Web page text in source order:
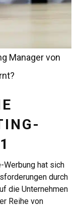
Manager von
Werbung hat sich
durch
die Unternehmen
Reihe von